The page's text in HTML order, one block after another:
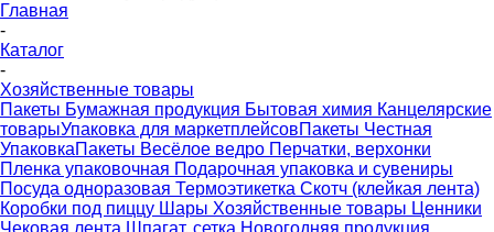
Главная
-
Каталог
-
Хозяйственные товары
Пакеты Бумажная продукция Бытовая химия Канцелярские
товарыУпаковка для маркетплейсовПакеты Честная
УпаковкаПакеты Весёлое ведро Перчатки, верхонки
Пленка упаковочная Подарочная упаковка и сувениры
Посуда одноразовая Термоэтикетка Скотч (клейкая лента)
Коробки под пиццу Шары Хозяйственные товары Ценники
Чековая лента Шпагат, сетка Новогодняя продукция